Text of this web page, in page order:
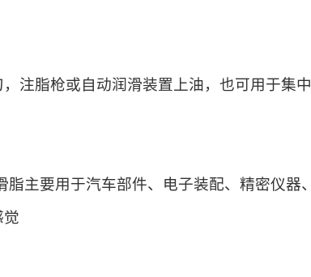
注脂枪或自动润滑装置上油，也可用于集
脂主要用于汽车部件、电子装配、精密仪器
觉